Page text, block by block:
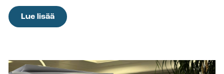
Lue lisää:
Aika